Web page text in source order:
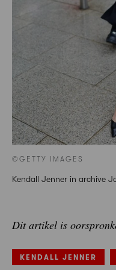
©GETTY IMAGES
Kendall Jenner in archive
Dit artikel is
KENDALL JENNER